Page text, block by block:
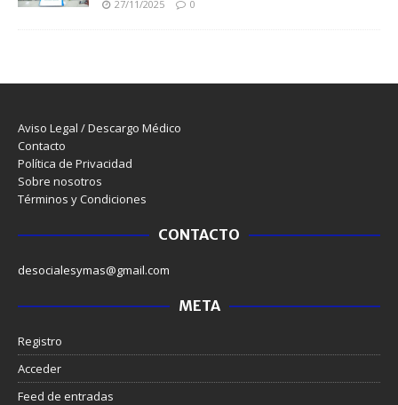
27/11/2025 0
Aviso Legal / Descargo Médico
Contacto
Política de Privacidad
Sobre nosotros
Términos y Condiciones
CONTACTO
desocialesymas@gmail.com
META
Registro
Acceder
Feed de entradas